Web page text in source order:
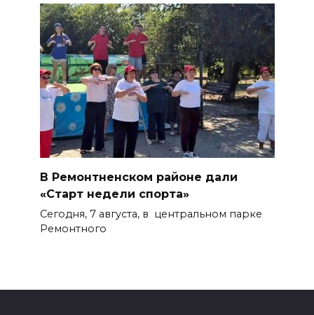
В Ремонтненском районе дали
«Старт недели спорта»
Сегодня, 7 августа, в центральном парке
Ремонтного